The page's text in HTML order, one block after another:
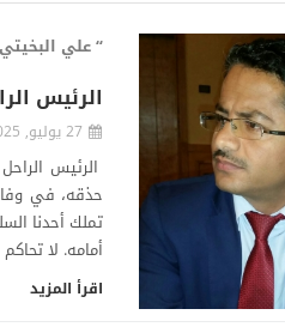
“ علي
الرئيس
27 يوليو, 2025
الرئيس
حذقه، في
تملك أحدنا
أمامه. لا
اقرأ المزيد